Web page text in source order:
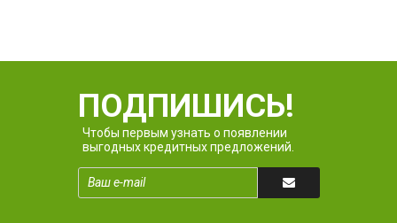
ПОДПИШИСЬ!
Чтобы первым узнать о появлении
выгодных кредитных предложений.